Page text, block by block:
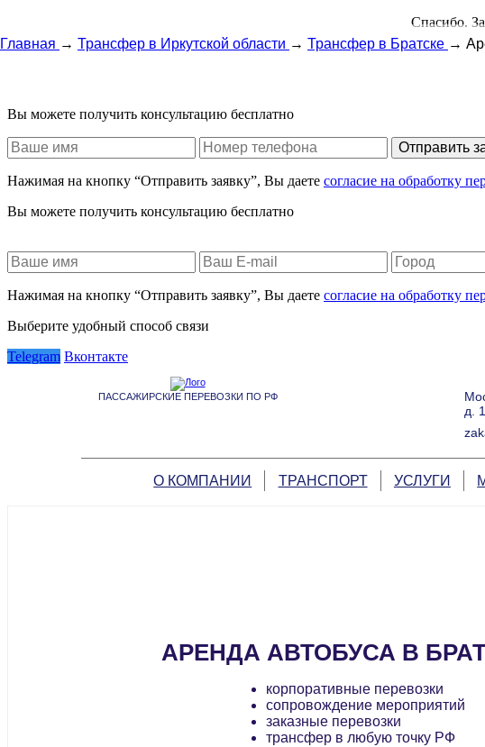
Спасибо.
Вы можете получить консультацию бесплатно
Отправить
Нажимая на кнопку “Отправить заявку”, Вы даете согласие на обработку
Вы можете получить консультацию бесплатно
Нажимая на кнопку “Отправить заявку”, Вы даете согласие на обработку
Выберите удобный способ связи
Telegram Вконтакте
ПАССАЖИРСКИЕ ПЕРЕВОЗКИ ПО РФ
д.
О КОМПАНИИ ТРАНСПОРТ УСЛУГИ
Главная → Трансфер в Иркутской области → Трансфер в Братске →
АРЕНДА АВТОБУСА В
корпоративные перевозки
сопровождение мероприятий
заказные перевозки
трансфер в любую точку РФ